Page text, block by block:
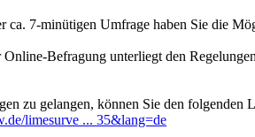
ca. 7-minütigen Umfrage haben Sie die
Befragung unterliegt den
zu gelangen, können Sie den folgenden
limesurve ... 35&lang=de